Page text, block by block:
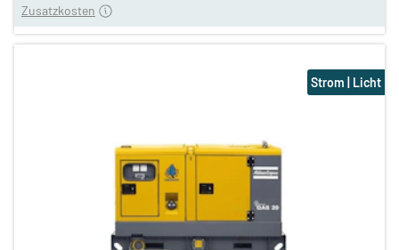
Zusatzkosten
Strom | Licht